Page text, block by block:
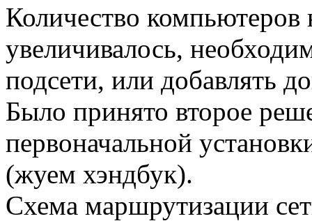
Количество компьютеров
увеличивалось,
подсети, или добавлять
Было принято второе
первоначальной
(жуем хэндбук).
Схема маршрутизации